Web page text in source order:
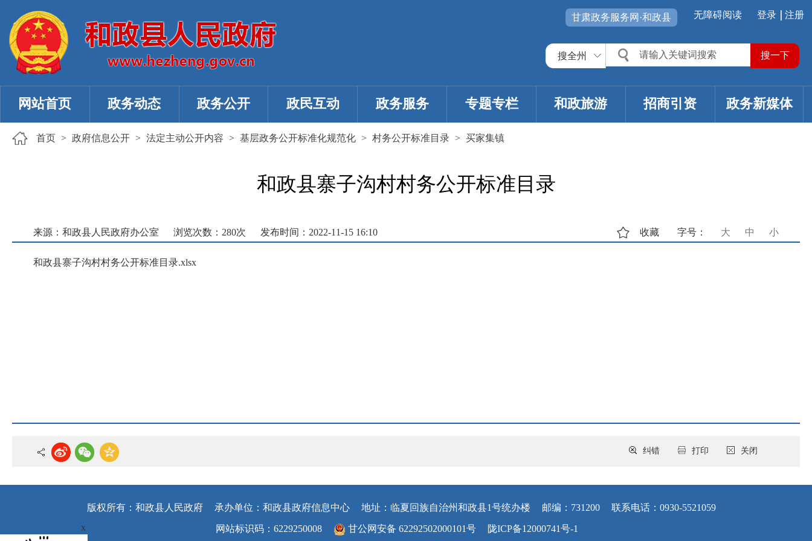
登录 注册
无障碍阅读
甘肃政务服务网·和政县
搜全州
网站首页 政务动态 政务公开 政民互动 政务服务 专题专栏 和政旅游 招商引资 政务新媒体
首页 > 政府信息公开 > 法定主动公开内容 > 基层政务公开标准化规范化 > 村务公开标准目录 > 买家集镇
和政县寨子沟村村务公开标准目录
来源：和政县人民政府办公室 浏览次数： 280次 发布时间：2022-11-15 16:10 字号： 大 中 小
收藏
和政县寨子沟村村务公开标准目录.xlsx
关闭
打印
纠错
版权所有：和政县人民政府 承办单位：和政县政府信息中心 地址：临夏回族自治州和政县1号统办楼 邮编：731200 联系电话：0930-5521059
网站标识码：6229250008 甘公网安备 62292502000101号 陇ICP备12000741号-1
x